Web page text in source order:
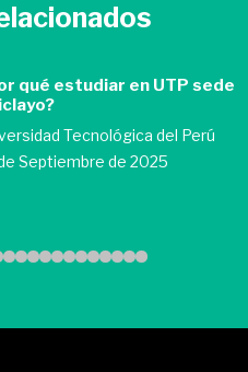
qué estudiar en UTP sede
Tecnológica del Perú
Septiembre de 2025